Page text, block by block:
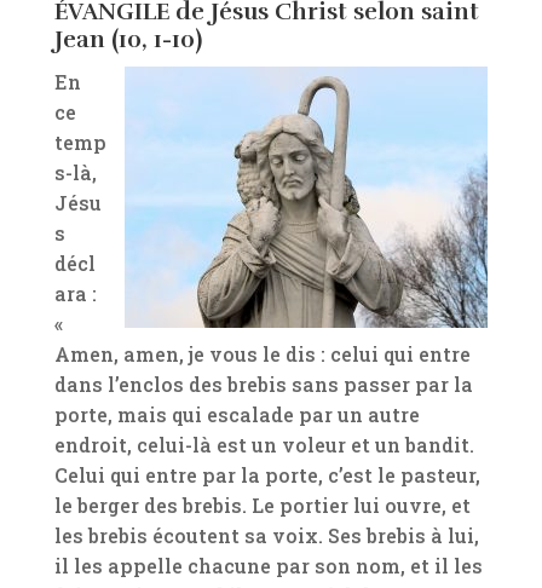
ÉVANGILE de Jésus Christ selon saint
Jean (10, 1-10)
En
ce
temp
s-là,
Jésu
s
décl
ara :
«
Amen, amen, je vous le dis : celui qui entre
dans l’enclos des brebis sans passer par la
porte, mais qui escalade par un autre
endroit, celui-là est un voleur et un bandit.
Celui qui entre par la porte, c’est le pasteur,
le berger des brebis. Le portier lui ouvre, et
les brebis écoutent sa voix. Ses brebis à lui,
il les appelle chacune par son nom, et il les